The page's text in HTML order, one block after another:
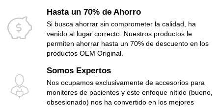
Hasta un 70% de Ahorro
Si busca ahorrar sin comprometer la calidad, ha
venido al lugar correcto. Nuestros productos le
permiten ahorrar hasta un 70% de descuento en los
productos OEM Original.
Somos Expertos
Nos ocupamos exclusivamente de accesorios para
monitores de pacientes y este enfoque nítido (bueno,
obsesionado) nos ha convertido en los mejores